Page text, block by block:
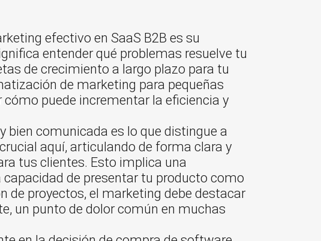
efectivo en SaaS B2B es su
entender qué problemas resuelve tu
de crecimiento a largo plazo para tu
de marketing para pequeñas
puede incrementar la eficiencia y
bien comunicada es lo que distingue a
aquí, articulando de forma clara y
tus clientes. Esto implica una
de presentar tu producto como
de proyectos, el marketing debe destacar
un punto de dolor común en muchas